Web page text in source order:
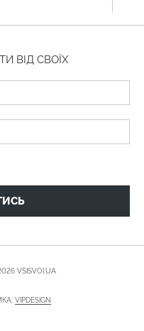
ВІД СВОЇХ
VSISVOI.UA
VIPDESIGN